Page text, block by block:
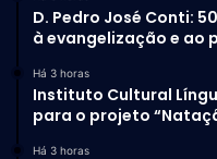
D. Pedro José Conti:
à evangelização e ao
Há 3 horas
Instituto Cultural
para o projeto
Há 3 horas